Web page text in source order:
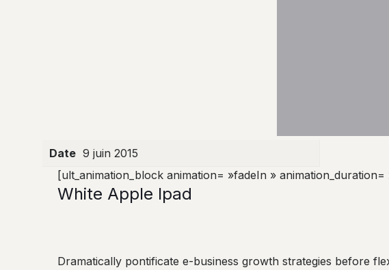
Date 9 juin 2015
[ult_animation_block animation= »fadeIn »
White Apple Ipad
Dramatically pontificate e-business growth strategies before